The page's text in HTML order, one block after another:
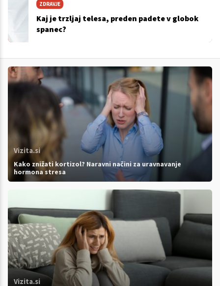
ZDRAVJE
Kaj je trzljaj telesa, preden padete v globok
spanec?
Vizita.si
Kako znižati kortizol? Naravni načini za uravnavanje
hormona stresa
Vizita.si